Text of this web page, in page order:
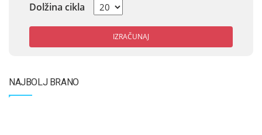
Dolžina cikla
IZRAČUNAJ
NAJBOLJ BRANO